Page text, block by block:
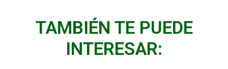
TAMBIÉN TE PUEDE
INTERESAR: